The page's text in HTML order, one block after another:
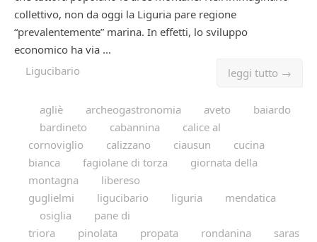
collettivo, non da oggi la Liguria pare regione
“prevalentemente” marina. In effetti, lo sviluppo
economico ha via ...
leggi tutto →
Ligucibario
agliè archeogastronomia aveto
baiardo
bardineto
cabannina
calice al
cornoviglio
calizzano ciausun
cucina
bianca
fagiolane di torza
giornata della
montagna
libereso
guglielmi
ligucibario liguria
mendatica
osiglia
pane di
triora
pinolata propata rondanina
saras